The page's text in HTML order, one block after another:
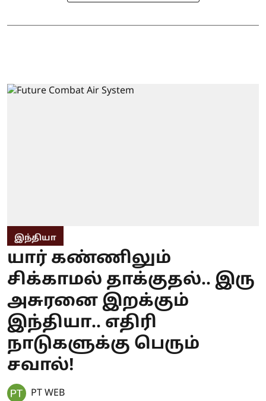
இந்தியா
யார் கண்ணிலும்
சிக்காமல் தாக்குதல்.. இரு
அசுரனை இறக்கும்
இந்தியா.. எதிரி
நாடுகளுக்கு பெரும்
சவால்!
PT WEB